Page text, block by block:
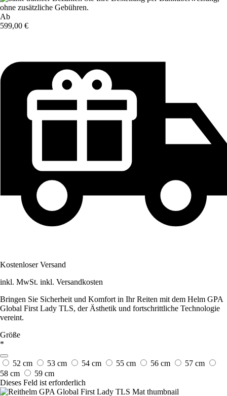
ohne zusätzliche Gebühren.
Ab
599,00 €
Kostenloser Versand
inkl. MwSt. inkl. Versandkosten
Bringen Sie Sicherheit und Komfort in Ihr Reiten mit dem Helm GPA
Global First Lady TLS, der Ästhetik und fortschrittliche Technologie
vereint.
Größe
*
52 cm 53 cm 54 cm 55 cm 56 cm
57 cm
58 cm
59 cm
Dieses Feld ist erforderlich